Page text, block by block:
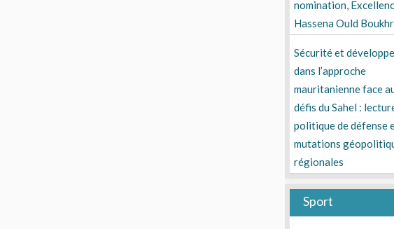
nomination,
Hassena Ould
Sécurité et
dans l’approche
mauritanienne face
défis du Sahel :
politique de défense
mutations
régionales
Sport